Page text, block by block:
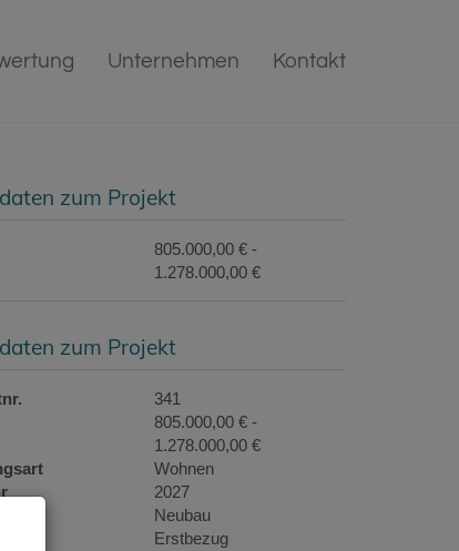
Unternehmen Kontakt
zum Projekt
805.000,00 € -
1.278.000,00 €
zum Projekt
341
805.000,00 € -
1.278.000,00 €
Wohnen
2027
Neubau
Erstbezug